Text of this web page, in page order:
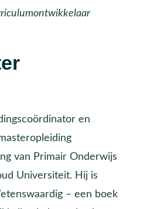
en
van Primair Onderwijs
Universiteit. Hij is
– een boek